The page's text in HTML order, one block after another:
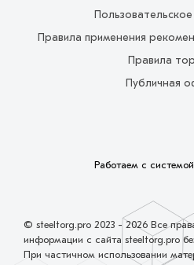
Правила применения
Правила
Публичная
Работаем с системой
© steeltorg.pro 2023 - 2026 Все
информации с сайта steeltorg.pro
При частичном использовании